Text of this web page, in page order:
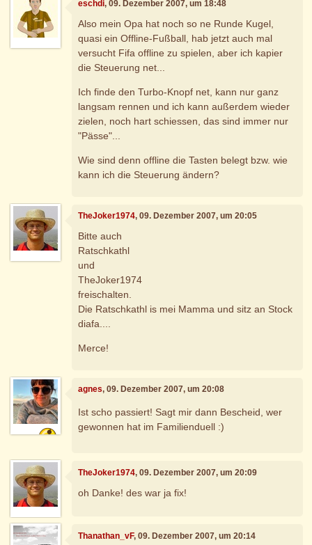
eschdi, 09. Dezember 2007, um 18:48
Also mein Opa hat noch so ne Runde Kugel,
quasi ein Offline-Fußball, hab jetzt auch mal
versucht Fifa offline zu spielen, aber ich kapier
die Steuerung net...
Ich finde den Turbo-Knopf net, kann nur ganz
langsam rennen und ich kann außerdem wieder
zielen, noch hart schiessen, das sind immer nur
"Pässe"...
Wie sind denn offline die Tasten belegt bzw. wie
kann ich die Steuerung ändern?
TheJoker1974, 09. Dezember 2007, um 20:05
Bitte auch
Ratschkathl
und
TheJoker1974
freischalten.
Die Ratschkathl is mei Mamma und sitz an Stock
diafa....
Merce!
agnes, 09. Dezember 2007, um 20:08
Ist scho passiert! Sagt mir dann Bescheid, wer
gewonnen hat im Familienduell :)
TheJoker1974, 09. Dezember 2007, um 20:09
oh Danke! des war ja fix!
Thanathan_vF, 09. Dezember 2007, um 20:14